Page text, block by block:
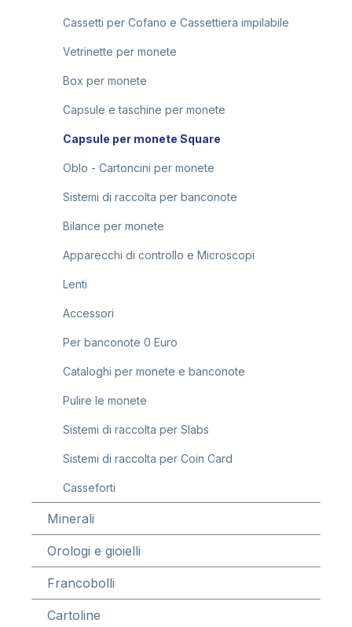
Cassetti per Cofano e Cassettiera impilabile
Vetrinette per monete
Box per monete
Capsule e taschine per monete
Capsule per monete Square
Oblo - Cartoncini per monete
Sistemi di raccolta per banconote
Bilance per monete
Apparecchi di controllo e Microscopi
Lenti
Accessori
Per banconote 0 Euro
Cataloghi per monete e banconote
Pulire le monete
Sistemi di raccolta per Slabs
Sistemi di raccolta per Coin Card
Casseforti
Minerali
Orologi e gioielli
Francobolli
Cartoline